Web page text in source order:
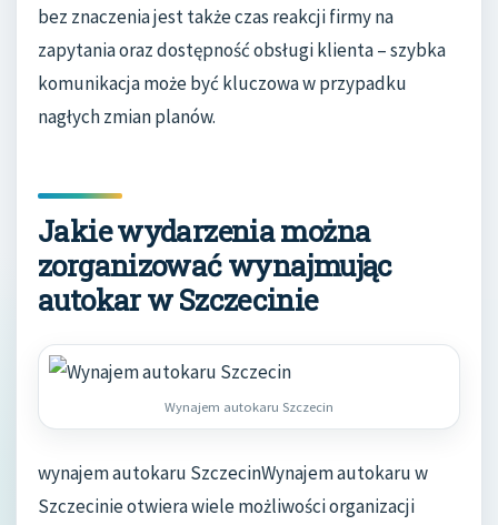
bez znaczenia jest także czas reakcji firmy na
zapytania oraz dostępność obsługi klienta – szybka
komunikacja może być kluczowa w przypadku
nagłych zmian planów.
Jakie wydarzenia można
zorganizować wynajmując
autokar w Szczecinie
Wynajem autokaru Szczecin
wynajem autokaru SzczecinWynajem autokaru w
Szczecinie otwiera wiele możliwości organizacji